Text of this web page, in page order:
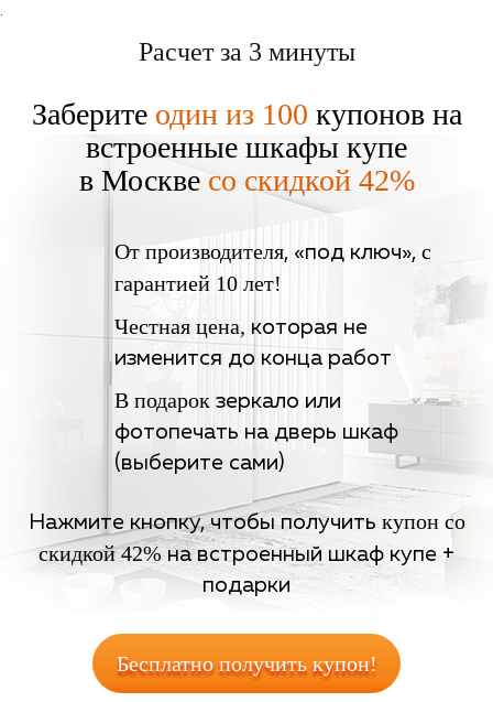
.
Расчет за 3 минуты
Заберите один из 100 купонов на
встроенные шкафы купе
в Москве со скидкой 42%
От производителя, «под ключ», с
гарантией 10 лет!
Честная цена, которая не
изменится до конца работ
В подарок зеркало или
фотопечать на дверь шкаф
(выберите сами)
Нажмите кнопку, чтобы получитькупон со
скидкой 42%на встроенный шкаф купе +
подарки
Бесплатно получить купон!